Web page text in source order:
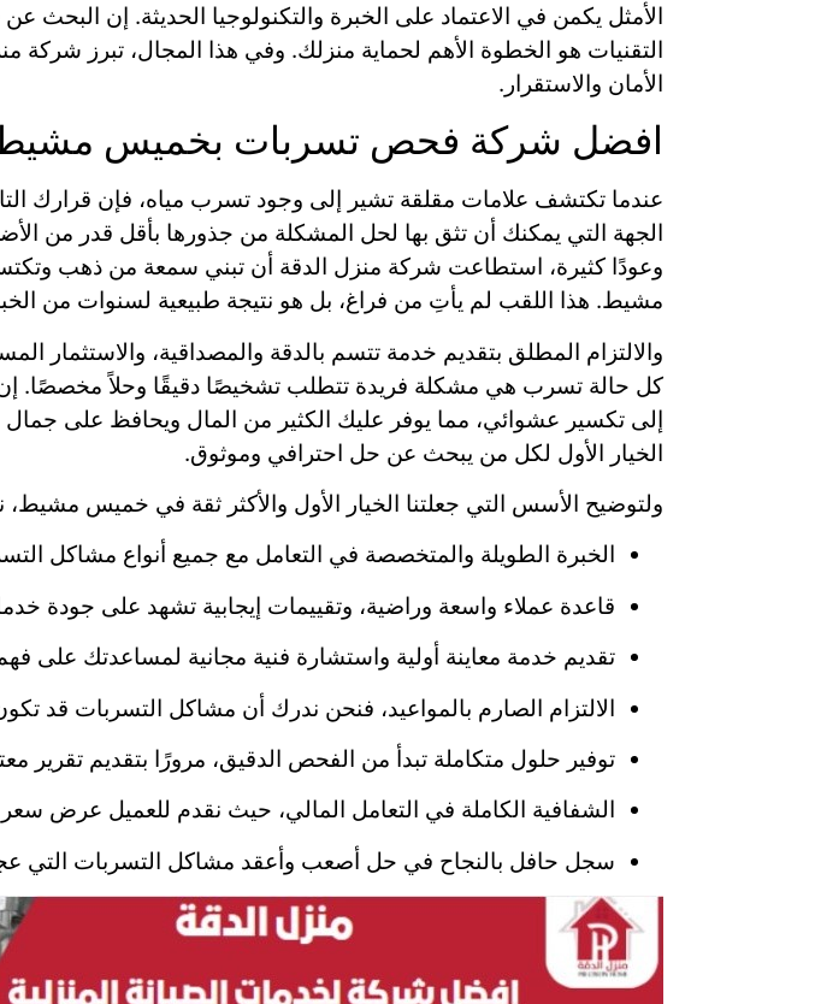
الأمثل يكمن في الاعتماد على الخبرة والتكنولوجيا الحديثة. إن البحث عن
التقنيات هو الخطوة الأهم لحماية منزلك. وفي هذا المجال، تبرز شركة
الأمان والاستقرار.
افضل شركة فحص تسربات بخميس
عندما تكتشف علامات مقلقة تشير إلى وجود تسرب مياه، فإن قرارك
الجهة التي يمكنك أن تثق بها لحل المشكلة من جذورها بأقل قدر من
وعودًا كثيرة، استطاعت شركة منزل الدقة أن تبني سمعة من ذهب
مشيط. هذا اللقب لم يأتِ من فراغ، بل هو نتيجة طبيعية لسنوات من
والالتزام المطلق بتقديم خدمة تتسم بالدقة والمصداقية،
كل حالة تسرب هي مشكلة فريدة تتطلب تشخيصًا دقيقًا وحلاً مخصصًا. إن
إلى تكسير عشوائي، مما يوفر عليك الكثير من المال ويحافظ على جمال
الخيار الأول لكل من يبحث عن حل احترافي وموثوق.
ولتوضيح الأسس التي جعلتنا الخيار الأول والأكثر ثقة في خميس مشيط،
الخبرة الطويلة والمتخصصة في التعامل مع جميع أنواع مشاكل
قاعدة عملاء واسعة وراضية، وتقييمات إيجابية تشهد على جودة
تقديم خدمة معاينة أولية واستشارة فنية مجانية لمساعدتك على
الالتزام الصارم بالمواعيد، فنحن ندرك أن مشاكل التسربات
توفير حلول متكاملة تبدأ من الفحص الدقيق، مرورًا بتقديم تقرير
الشفافية الكاملة في التعامل المالي، حيث نقدم للعميل عرض
سجل حافل بالنجاح في حل أصعب وأعقد مشاكل التسربات التي